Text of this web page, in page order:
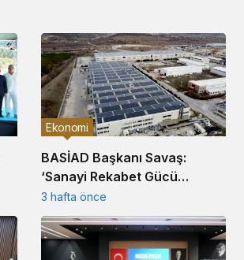
BASİAD Başkanı Savaş:
‘Sanayi Rekabet Gücü
Tarihsel Dipte’
Ekonomi
3 hafta önce